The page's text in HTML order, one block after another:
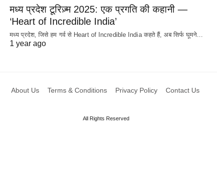
मध्य प्रदेश टूरिज़्म 2025: एक प्रगति की कहानी —
‘Heart of Incredible India’
मध्य प्रदेश, जिसे हम गर्व से Heart of Incredible India कहते हैं, अब सिर्फ घूमने…
1 year ago
About Us Terms & Conditions Privacy Policy Contact Us
All Rights Reserved